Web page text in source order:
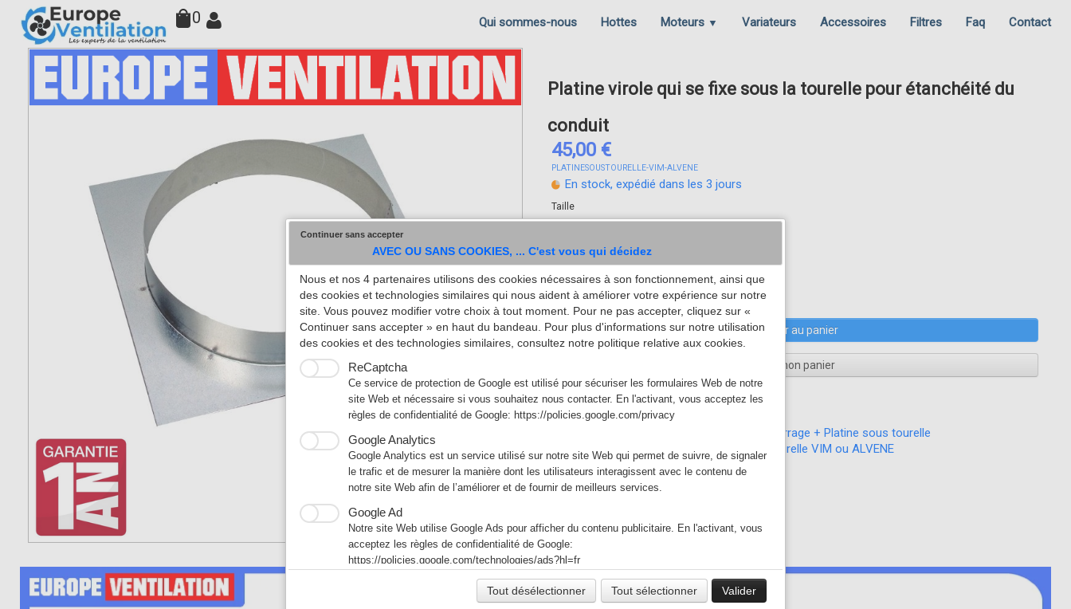
0 Qui sommes-nous Hottes Moteurs ▼ Variateurs Accessoires Filtres Faq Contact
Platine virole qui se fixe sous la tourelle pour étanchéité du
conduit
45,00 €
PLATINESOUSTOURELLE-VIM-ALVENE
En stock, expédié dans les 3 jours
Taille
Quantité
− +
Ajouter au panier
Voir mon panier
Kit de fixation pour tourelle d'extraction
S'adapte sur conduit rigide
Fourni avec 4 équerres + 2 colliers de serrage + Platine sous tourelle
Vendu uniquement avec l'achat d'une tourelle VIM ou ALVENE
Continuer sans accepter
AVEC OU SANS COOKIES, ... C'est vous qui décidez
Nous et nos 4 partenaires utilisons des cookies nécessaires à son fonctionnement, ainsi que
des cookies et technologies similaires qui nous aident à améliorer votre expérience sur notre
site. Vous pouvez modifier votre choix à tout moment. Pour ne pas accepter, cliquez sur «
Continuer sans accepter » en haut du bandeau. Pour plus d'informations sur notre utilisation
des cookies et des technologies similaires, consultez notre politique relative aux cookies.
ReCaptcha
Ce service de protection de Google est utilisé pour sécuriser les formulaires Web de notre
site Web et nécessaire si vous souhaitez nous contacter. En l'activant, vous acceptez les
règles de confidentialité de Google: https://policies.google.com/privacy
Google Analytics
Google Analytics est un service utilisé sur notre site Web qui permet de suivre, de signaler
le trafic et de mesurer la manière dont les utilisateurs interagissent avec le contenu de
notre site Web afin de l’améliorer et de fournir de meilleurs services.
Google Ad
Notre site Web utilise Google Ads pour afficher du contenu publicitaire. En l'activant, vous
acceptez les règles de confidentialité de Google:
https://policies.google.com/technologies/ads?hl=fr
Tout désélectionner Tout sélectionner Valider